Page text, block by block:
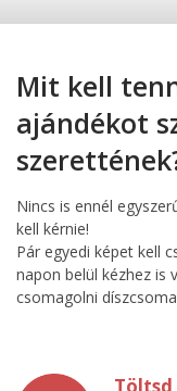
Mit kell
ajándékot
Nincs is ennél
kell kérnie!
Pár egyedi képet kell
napon belül kézhez is
csomagolni